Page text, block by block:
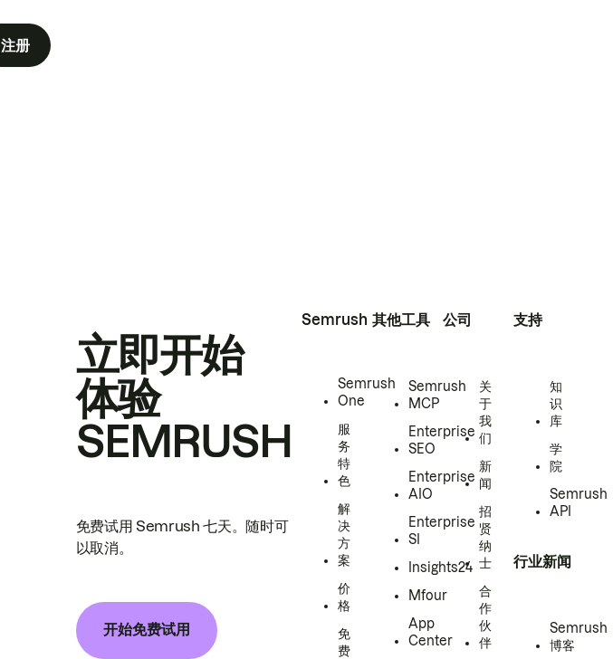
注册
立即开始
体验
SEMRUSH
免费试用 Semrush 七天。随时可
以取消。
开始免费试用
Semrush
Semrush
One
服
务
特
色
解
决
方
案
价
格
免
费
其他工具
Semrush
MCP
Enterprise
SEO
Enterprise
AIO
Enterprise
SI
Insights24
Mfour
App
Center
公司
关
于
我
们
新
闻
招
贤
纳
士
合
作
伙
伴
支持
知
识
库
学
院
Semrush
API
行业新闻
Semrush
博客